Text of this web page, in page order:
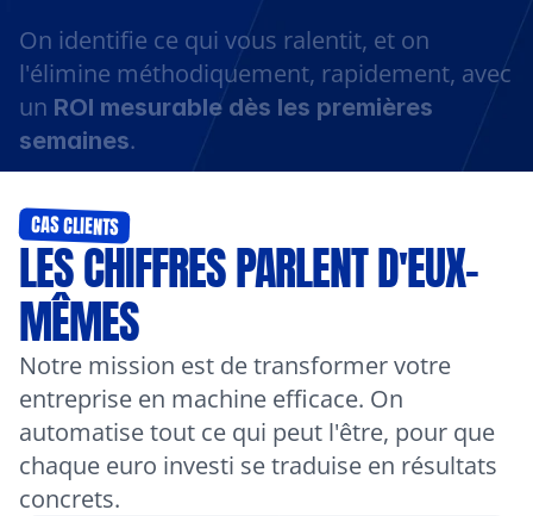
On identifie ce qui vous ralentit, et on
l'élimine méthodiquement, rapidement, avec
un ROI mesurable dès les premières
semaines.
CAS CLIENTS
LES CHIFFRES PARLENT D'EUX-
MÊMES
Notre mission est de transformer votre
entreprise en machine efficace. On
automatise tout ce qui peut l'être, pour que
chaque euro investi se traduise en résultats
concrets.